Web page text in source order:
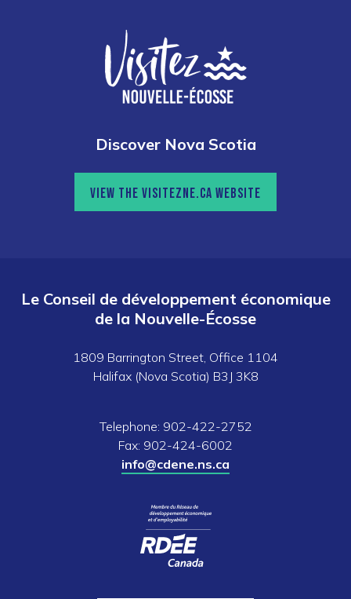
Discover Nova Scotia
VIEW THE VISITEZNE.CA WEBSITE
Le Conseil de développement économique
de la Nouvelle-Écosse
1809 Barrington Street, Office 1104
Halifax (Nova Scotia) B3J 3K8
Telephone: 902-422-2752
Fax: 902-424-6002
info@cdene.ns.ca